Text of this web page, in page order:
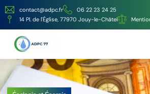
contact@adpc.fr
06 22 23 24 25
14 Pl. de l'Église, 77970 Jouy-le-Châtel